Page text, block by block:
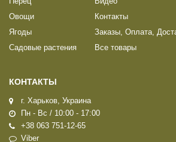
Овощи
Ягоды
Садовые растения
Контакты
Заказы, Оплата,
Все товары
КОНТАКТЫ
г. Харьков, Украина
Пн - Вс / 10:00 - 17:00
+38 063 751-12-65
Viber